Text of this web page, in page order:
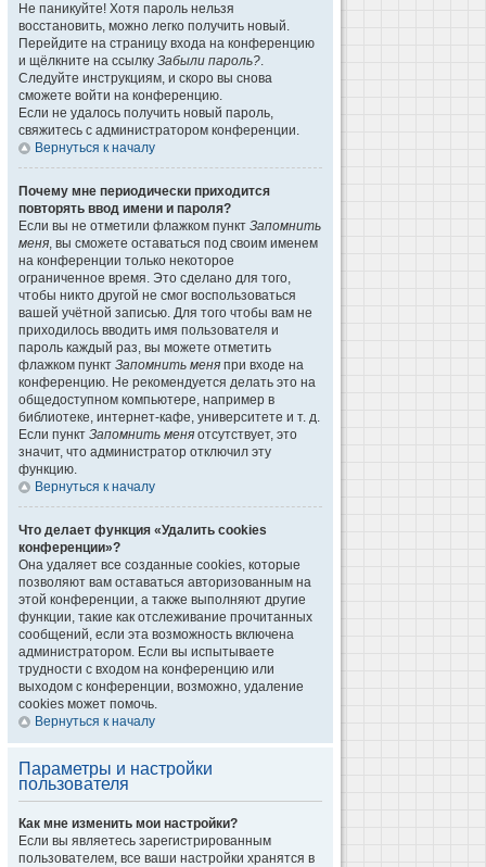
Не паникуйте! Хотя пароль нельзя
восстановить, можно легко получить новый.
Перейдите на страницу входа на конференцию
и щёлкните на ссылку Забыли пароль?.
Следуйте инструкциям, и скоро вы снова
сможете войти на конференцию.
Если не удалось получить новый пароль,
свяжитесь с администратором конференции.
Вернуться к началу
Почему мне периодически приходится
повторять ввод имени и пароля?
Если вы не отметили флажком пункт Запомнить
меня, вы сможете оставаться под своим именем
на конференции только некоторое
ограниченное время. Это сделано для того,
чтобы никто другой не смог воспользоваться
вашей учётной записью. Для того чтобы вам не
приходилось вводить имя пользователя и
пароль каждый раз, вы можете отметить
флажком пункт Запомнить меня при входе на
конференцию. Не рекомендуется делать это на
общедоступном компьютере, например в
библиотеке, интернет-кафе, университете и т. д.
Если пункт Запомнить меня отсутствует, это
значит, что администратор отключил эту
функцию.
Вернуться к началу
Что делает функция «Удалить cookies
конференции»?
Она удаляет все созданные cookies, которые
позволяют вам оставаться авторизованным на
этой конференции, а также выполняют другие
функции, такие как отслеживание прочитанных
сообщений, если эта возможность включена
администратором. Если вы испытываете
трудности с входом на конференцию или
выходом с конференции, возможно, удаление
cookies может помочь.
Вернуться к началу
Параметры и настройки
пользователя
Как мне изменить мои настройки?
Если вы являетесь зарегистрированным
пользователем, все ваши настройки хранятся в